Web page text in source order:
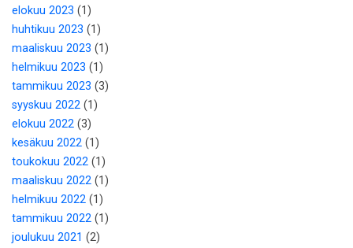
elokuu 2023 (1)
huhtikuu 2023 (1)
maaliskuu 2023 (1)
helmikuu 2023 (1)
tammikuu 2023 (3)
syyskuu 2022 (1)
elokuu 2022 (3)
kesäkuu 2022 (1)
toukokuu 2022 (1)
maaliskuu 2022 (1)
helmikuu 2022 (1)
tammikuu 2022 (1)
joulukuu 2021 (2)